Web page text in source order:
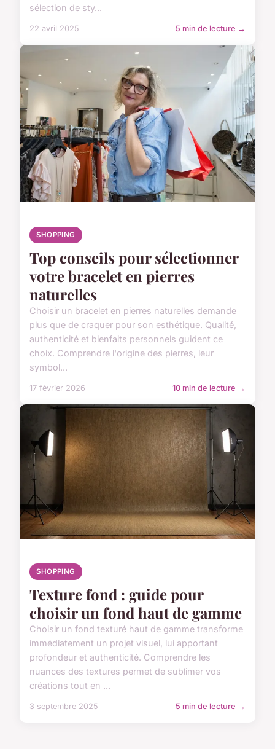
sélection de sty...
22 avril 2025 5 min de lecture →
SHOPPING
Top conseils pour sélectionner
votre bracelet en pierres
naturelles
Choisir un bracelet en pierres naturelles demande
plus que de craquer pour son esthétique. Qualité,
authenticité et bienfaits personnels guident ce
choix. Comprendre l'origine des pierres, leur
symbol...
17 février 2026 10 min de lecture →
SHOPPING
Texture fond : guide pour
choisir un fond haut de gamme
Choisir un fond texturé haut de gamme transforme
immédiatement un projet visuel, lui apportant
profondeur et authenticité. Comprendre les
nuances des textures permet de sublimer vos
créations tout en ...
3 septembre 2025 5 min de lecture →